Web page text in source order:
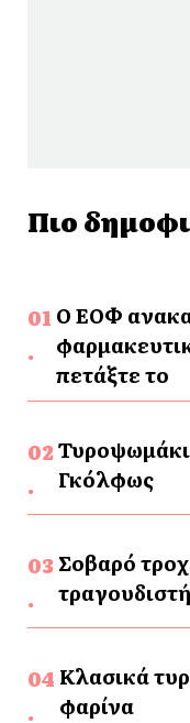
Πιο
Ο ΕΟΦ
πετάξτε το
Γκόλφως
Σοβαρό
τραγουδιστή
Κλασικά
φαρίνα